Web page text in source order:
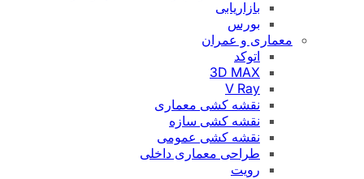
بازاریابی
بورس
معماری و عمران
اتوکد
3D MAX
V Ray
نقشه کشی معماری
نقشه کشی سازه
نقشه کشی عمومی
طراحی معماری داخلی
رویت